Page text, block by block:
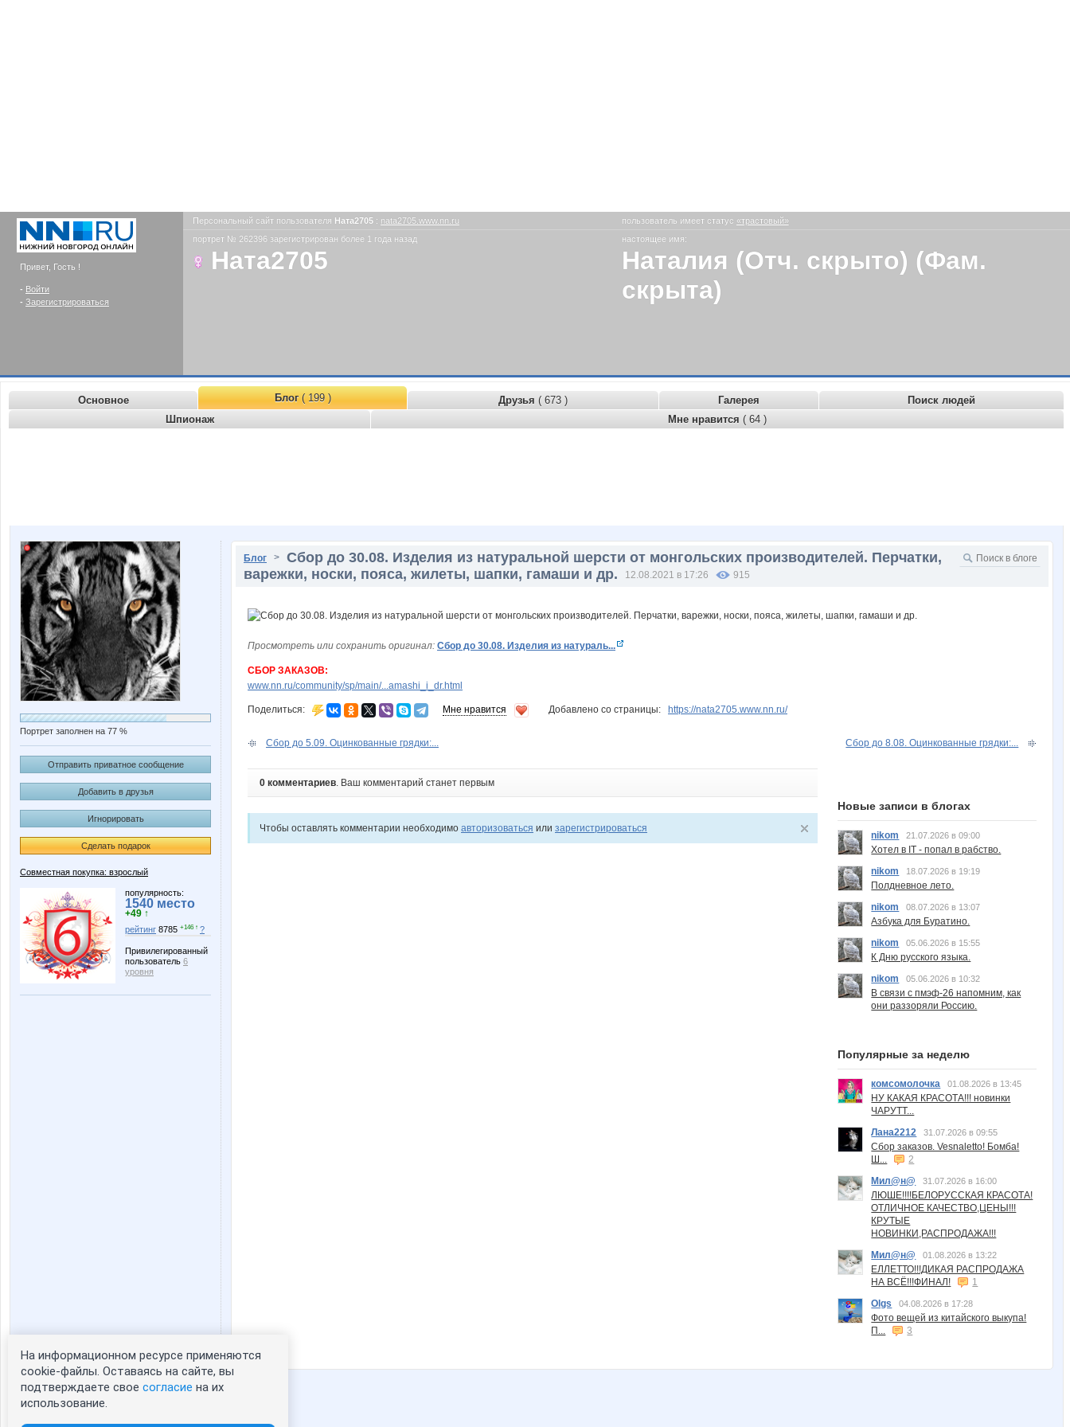
Привет, Гость !
- Войти
- Зарегистрироваться
Персональный сайт пользователя Ната2705 : nata2705.www.nn.ru пользователь имеет статус «трастовый»
портрет № 262396 зарегистрирован более 1 года назад
Ната2705
настоящее имя:
Наталия (Отч. скрыто) (Фам.
скрыта)
Основное Блог( 199 ) Друзья ( 673 ) Галерея
Поиск людей
Шпионаж
Мне нравится ( 64 )
Портрет заполнен на 77 %
Отправить приватное сообщение
Добавить в друзья
Игнорировать
Сделать подарок
Совместная покупка: взрослый
популярность:
1540 место
+49 ↑
рейтинг 8785 +146 ↑ ?
Привилегированный
пользователь 6
уровня
Статистика портрета:
сейчас просматривают портрет - 0
зарегистрированные пользователи
Блог > Сбор до 30.08. Изделия из натуральной шерсти от монгольских производителей. Перчатки,
варежки, носки, пояса, жилеты, шапки, гамаши и др.
12.08.2021 в 17:26 915
Просмотреть или сохранить оригинал: Сбор до 30.08. Изделия из натураль...
СБОР ЗАКАЗОВ:
www.nn.ru/community/sp/main/...amashi_i_dr.html
Поделиться: Мне нравится Добавлено со страницы: https://nata2705.www.nn.ru/
Сбор до 5.09. Оцинкованные грядки:... Сбор до 8.08. Оцинкованные грядки:...
0 комментариев. Ваш комментарий станет первым
Чтобы оставлять комментарии необходимо авторизоваться или зарегистрироваться
Новые записи в блогах
nikom 21.07.2026 в 09:00
Хотел в IT - попал в рабство.
nikom
18.07.2026 в 19:19
Полдневное лето.
nikom
08.07.2026 в 13:07
Азбука для Буратино.
nikom
05.06.2026 в 15:55
К Дню русского языка.
nikom
05.06.2026 в 10:32
В связи с пмэф-26 напомним, как
они раззоряли Россию.
Популярные за неделю
комсомолочка 01.08.2026 в 13:45
НУ КАКАЯ КРАСОТА!!! новинки
ЧАРУТТ...
Лана2212
31.07.2026 в 09:55
Сбор заказов. Vesnaletto! Бомба!
Ш...
2
Мил@н@
31.07.2026 в 16:00
ЛЮШЕ!!!!БЕЛОРУССКАЯ КРАСОТА!
ОТЛИЧНОЕ КАЧЕСТВО,ЦЕНЫ!!!
КРУТЫЕ
НОВИНКИ,РАСПРОДАЖА!!!
Мил@н@
01.08.2026 в 13:22
ЕЛЛЕТТО!!!ДИКАЯ РАСПРОДАЖА
НА ВСЁ!!!ФИНАЛ!
1
Olgs
04.08.2026 в 17:28
Фото вещей из китайского выкупа!
П...
3
На информационном ресурсе применяются
cookie-файлы. Оставаясь на сайте, вы
подтверждаете свое согласие на их
использование.